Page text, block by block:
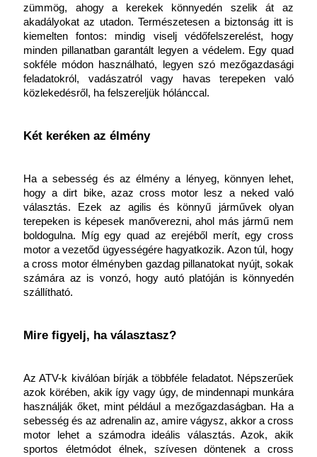
zümmög, ahogy a kerekek könnyedén szelik át az
akadályokat az utadon. Természetesen a biztonság itt is
kiemelten fontos: mindig viselj védőfelszerelést, hogy
minden pillanatban garantált legyen a védelem. Egy quad
sokféle módon használható, legyen szó mezőgazdasági
feladatokról, vadászatról vagy havas terepeken való
közlekedésről, ha felszereljük hólánccal.
Két keréken az élmény
Ha a sebesség és az élmény a lényeg, könnyen lehet,
hogy a dirt bike, azaz cross motor lesz a neked való
választás. Ezek az agilis és könnyű járművek olyan
terepeken is képesek manőverezni, ahol más jármű nem
boldogulna. Míg egy quad az erejéből merít, egy cross
motor a vezetőd ügyességére hagyatkozik. Azon túl, hogy
a cross motor élményben gazdag pillanatokat nyújt, sokak
számára az is vonzó, hogy autó platóján is könnyedén
szállítható.
Mire figyelj, ha választasz?
Az ATV-k kiválóan bírják a többféle feladatot. Népszerűek
azok körében, akik így vagy úgy, de mindennapi munkára
használják őket, mint például a mezőgazdaságban. Ha a
sebesség és az adrenalin az, amire vágysz, akkor a cross
motor lehet a számodra ideális választás. Azok, akik
sportos életmódot élnek, szívesen döntenek a cross